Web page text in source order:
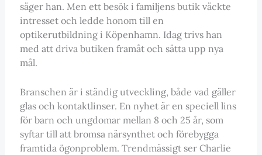
säger han. Men ett besök i familjens butik väckte
intresset och ledde honom till en
optikerutbildning i Köpenhamn. Idag trivs han
med att driva butiken framåt och sätta upp nya
mål.
Branschen är i ständig utveckling, både vad gäller
glas och kontaktlinser. En nyhet är en speciell lins
för barn och ungdomar mellan 8 och 25 år, som
syftar till att bromsa närsynthet och förebygga
framtida ögonproblem. Trendmässigt ser Charlie